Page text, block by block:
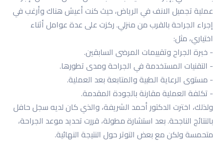
عملية تجميل الانف في الرياض، حيث كنت أعيش هناك وأرغب في
إجراء الجراحة بالقرب من منزلي. ركزت على عدة عوامل أثناء
اختياري، مثل:
- خبرة الجراح وتقييمات المرضى السابقين.
- التقنيات المستخدمة في الجراحة ومدى تطورها.
- مستوى الرعاية الطبية والمتابعة بعد العملية.
- تكلفة العملية مقارنة بالجودة المقدمة.
ولذلك، اخترت الدكتور أحمد الشريفة، والذي كان لديه سجل حافل
بالنتائج الناجحة. بعد استشارة مطولة، قررت تحديد موعد الجراحة،
متحمسة ولكن مع بعض التوتر حول النتيجة النهائية.